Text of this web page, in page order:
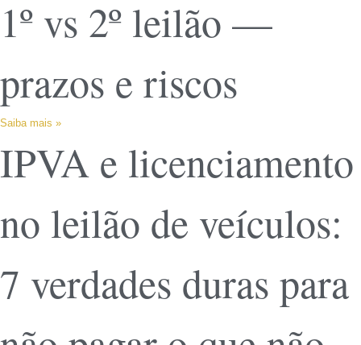
1º vs 2º leilão —
prazos e riscos
Saiba mais »
IPVA e licenciamento
no leilão de veículos:
7 verdades duras para